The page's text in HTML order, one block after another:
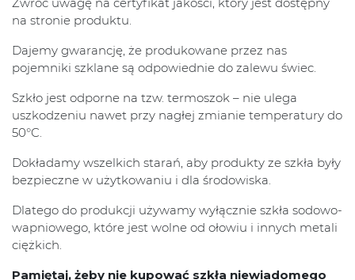
na stronie produktu.
Dajemy gwarancję, że produkowane przez nas
pojemniki szklane są odpowiednie do zalewu świec.
Szkło jest odporne na tzw. termoszok – nie ulega
uszkodzeniu nawet przy nagłej zmianie temperatury do
50°C.
Dokładamy wszelkich starań, aby produkty ze szkła były
bezpieczne w użytkowaniu i dla środowiska.
Dlatego do produkcji używamy wyłącznie szkła sodowo-
wapniowego, które jest wolne od ołowiu i innych metali
ciężkich.
Pamiętaj, żeby nie kupować szkła niewiadomego